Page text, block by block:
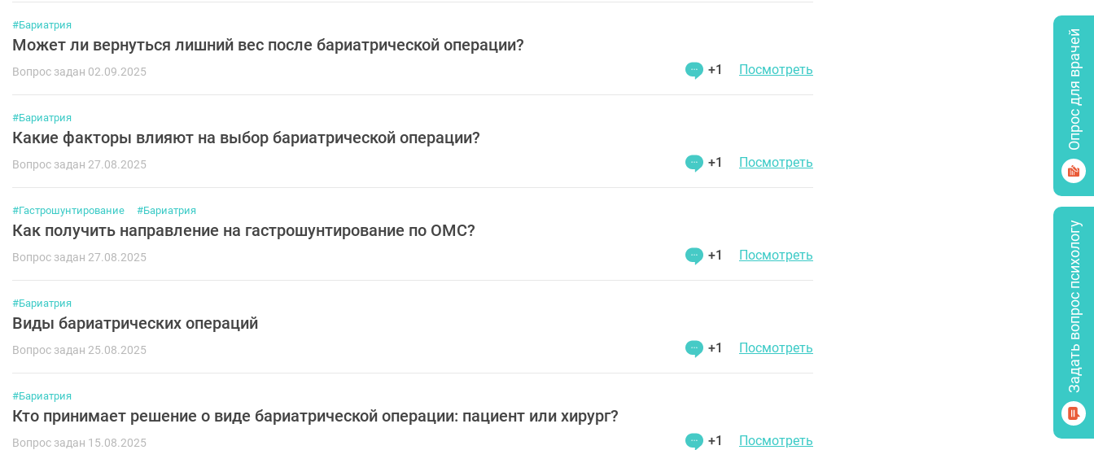
#Бариатрия
Может ли вернуться лишний вес после бариатрической операции?
Вопрос задан 02.09.2025 +1 Посмотреть
#Бариатрия
Какие факторы влияют на выбор бариатрической операции?
Вопрос задан 27.08.2025 +1 Посмотреть
#Гастрошунтирование #Бариатрия
Как получить направление на гастрошунтирование по ОМС?
Вопрос задан 27.08.2025 +1 Посмотреть
#Бариатрия
Виды бариатрических операций
Вопрос задан 25.08.2025 +1 Посмотреть
#Бариатрия
Кто принимает решение о виде бариатрической операции: пациент или хирург?
Вопрос задан 15.08.2025 +1 Посмотреть
Опрос для врачей
Задать вопрос психологу